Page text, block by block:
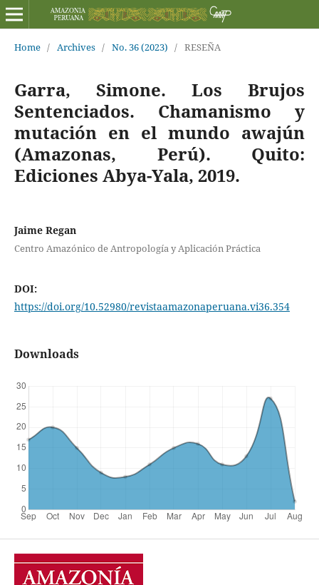
Home / Archives / No. 36 (2023) / RESEÑA
Garra, Simone. Los Brujos
Sentenciados. Chamanismo y
mutación en el mundo awajún
(Amazonas, Perú). Quito:
Ediciones Abya-Yala, 2019.
Jaime Regan
Centro Amazónico de Antropología y Aplicación Práctica
DOI:
https://doi.org/10.52980/revistaamazonaperuana.vi36.354
Downloads